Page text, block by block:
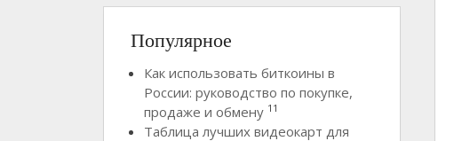
Популярное
Как использовать биткоины в
России: руководство по покупке,
продаже и обмену 11
Таблица лучших видеокарт для